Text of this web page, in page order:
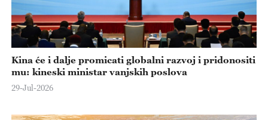
Kina će i dalje promicati globalni razvoj i pridonositi
mu: kineski ministar vanjskih poslova
29-Jul-2026